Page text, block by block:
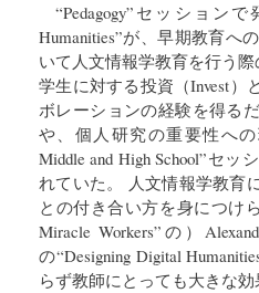
“Pedagogy”セッション
Humanities”が、早期教育へ
いて人文情報学教育を行う
学生に対する投資（Invest
ボレーションの経験を得る
や、個人研究の重要性への
Middle and High School”セ
れていた。 人文情報学教育
との付き合い方を身につけ
Miracle Workers”の）
の“Designing Digital
らず教師にとっても大きな